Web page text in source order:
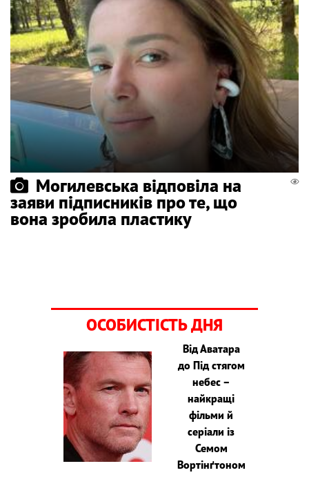
Могилевська відповіла на
заяви підписників про те, що
вона зробила пластику
ОСОБИСТІСТЬ ДНЯ
Від Аватара
до Під стягом
небес –
найкращі
фільми й
серіали із
Семом
Вортінґтоном